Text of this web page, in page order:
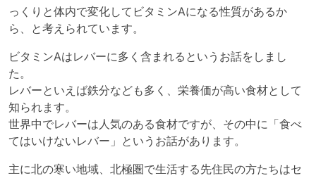
っくりと体内で変化してビタミンAになる性質があるか
ら、と考えられています。
ビタミンAはレバーに多く含まれるというお話をしまし
た。
レバーといえば鉄分なども多く、栄養価が高い食材として
知られます。
世界中でレバーは人気のある食材ですが、その中に「食べ
てはいけないレバー」というお話があります。
主に北の寒い地域、北極圏で生活する先住民の方たちはセ